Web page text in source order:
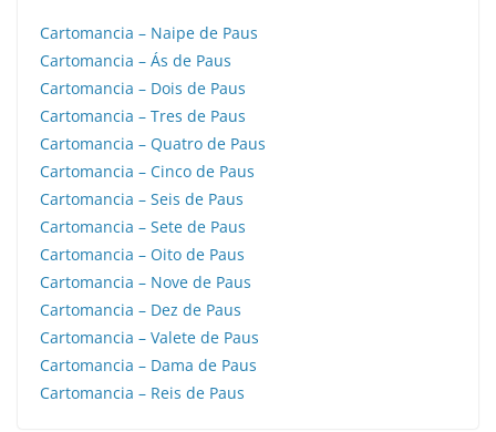
Cartomancia – Naipe de Paus
Cartomancia – Ás de Paus
Cartomancia – Dois de Paus
Cartomancia – Tres de Paus
Cartomancia – Quatro de Paus
Cartomancia – Cinco de Paus
Cartomancia – Seis de Paus
Cartomancia – Sete de Paus
Cartomancia – Oito de Paus
Cartomancia – Nove de Paus
Cartomancia – Dez de Paus
Cartomancia – Valete de Paus
Cartomancia – Dama de Paus
Cartomancia – Reis de Paus